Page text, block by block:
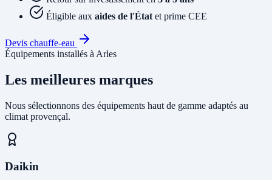
Éligible aux aides de l'État et prime CEE
Devis chauffe-eau
Équipements installés à Arles
Les meilleures marques
Nous sélectionnons des équipements haut de gamme adaptés au
climat provençal.
Daikin